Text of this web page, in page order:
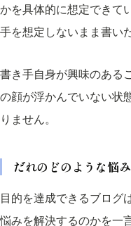
かを具体的に想定できて
手を想定しないまま書い
書き手自身が興味のある
の顔が浮かんでいない状
りません。
だれのどのような悩
目的を達成できるブログ
悩みを解決するのかを一